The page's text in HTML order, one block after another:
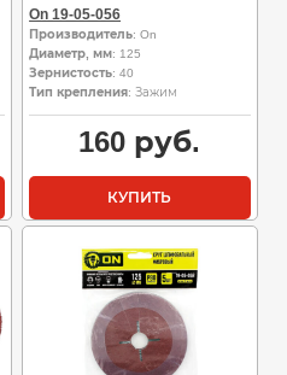
On 19-05-056
Производитель: On
Диаметр, мм: 125
Зернистость: 40
Тип крепления: Зажим
160 руб.
КУПИТЬ